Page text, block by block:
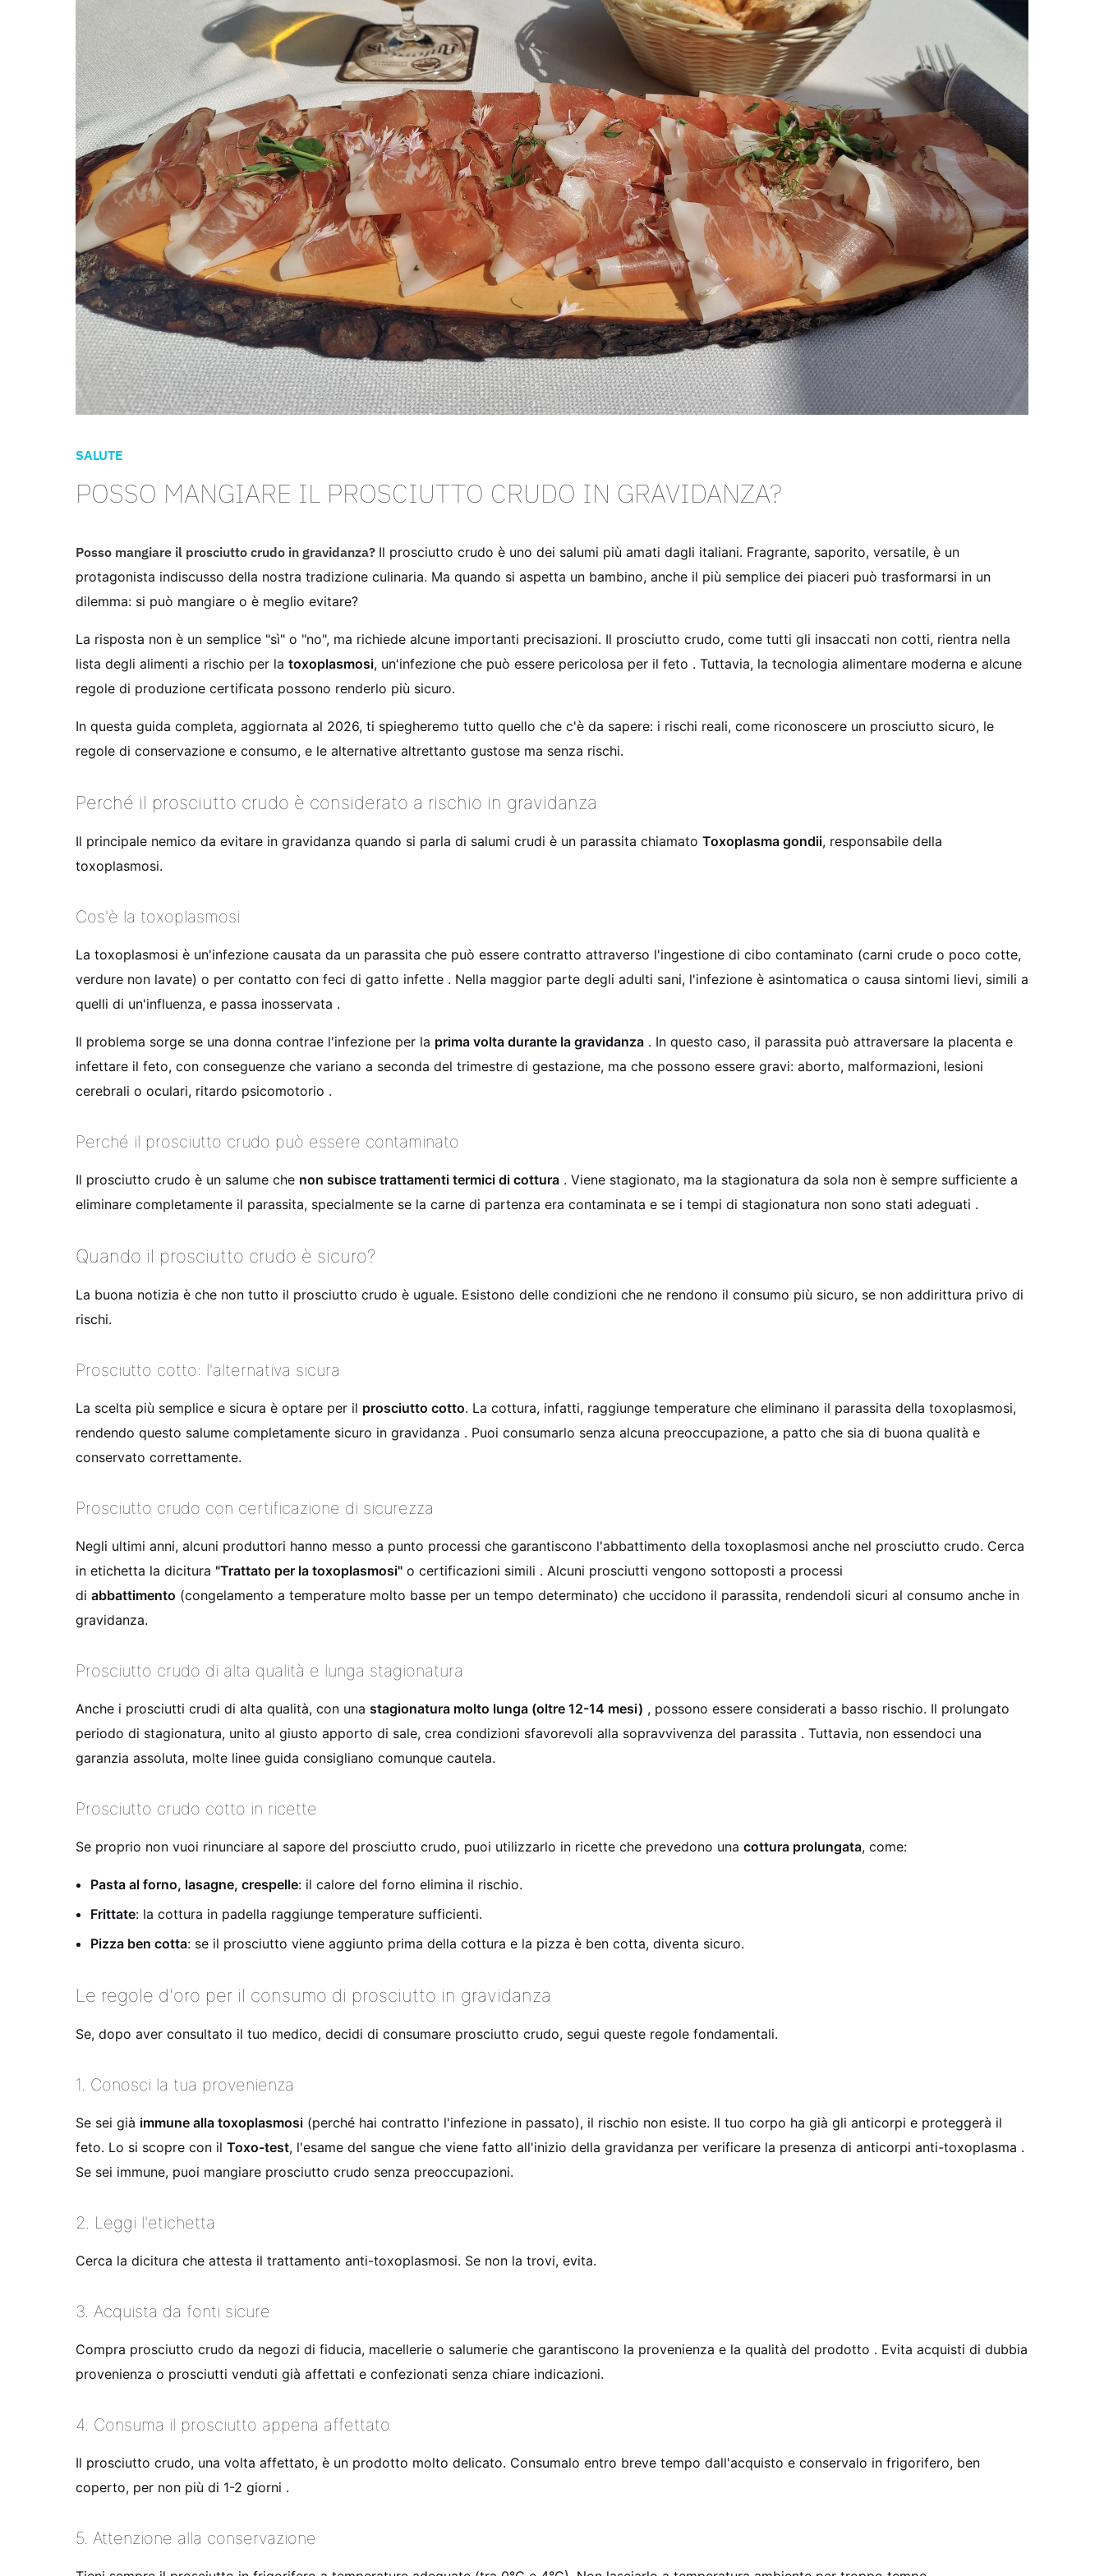
SALUTE
POSSO MANGIARE IL PROSCIUTTO CRUDO IN GRAVIDANZA?
Posso mangiare il prosciutto crudo in gravidanza? Il prosciutto crudo è uno dei salumi più amati dagli italiani. Fragrante, saporito, versatile, è un
protagonista indiscusso della nostra tradizione culinaria. Ma quando si aspetta un bambino, anche il più semplice dei piaceri può trasformarsi in un
dilemma: si può mangiare o è meglio evitare?
La risposta non è un semplice "sì" o "no", ma richiede alcune importanti precisazioni. Il prosciutto crudo, come tutti gli insaccati non cotti, rientra nella
lista degli alimenti a rischio per la toxoplasmosi, un'infezione che può essere pericolosa per il feto . Tuttavia, la tecnologia alimentare moderna e alcune
regole di produzione certificata possono renderlo più sicuro.
In questa guida completa, aggiornata al 2026, ti spiegheremo tutto quello che c'è da sapere: i rischi reali, come riconoscere un prosciutto sicuro, le
regole di conservazione e consumo, e le alternative altrettanto gustose ma senza rischi.
Perché il prosciutto crudo è considerato a rischio in gravidanza
Il principale nemico da evitare in gravidanza quando si parla di salumi crudi è un parassita chiamato Toxoplasma gondii, responsabile della
toxoplasmosi.
Cos'è la toxoplasmosi
La toxoplasmosi è un'infezione causata da un parassita che può essere contratto attraverso l'ingestione di cibo contaminato (carni crude o poco cotte,
verdure non lavate) o per contatto con feci di gatto infette . Nella maggior parte degli adulti sani, l'infezione è asintomatica o causa sintomi lievi, simili a
quelli di un'influenza, e passa inosservata .
Il problema sorge se una donna contrae l'infezione per la prima volta durante la gravidanza . In questo caso, il parassita può attraversare la placenta e
infettare il feto, con conseguenze che variano a seconda del trimestre di gestazione, ma che possono essere gravi: aborto, malformazioni, lesioni
cerebrali o oculari, ritardo psicomotorio .
Perché il prosciutto crudo può essere contaminato
Il prosciutto crudo è un salume che non subisce trattamenti termici di cottura . Viene stagionato, ma la stagionatura da sola non è sempre sufficiente a
eliminare completamente il parassita, specialmente se la carne di partenza era contaminata e se i tempi di stagionatura non sono stati adeguati .
Quando il prosciutto crudo è sicuro?
La buona notizia è che non tutto il prosciutto crudo è uguale. Esistono delle condizioni che ne rendono il consumo più sicuro, se non addirittura privo di
rischi.
Prosciutto cotto: l'alternativa sicura
La scelta più semplice e sicura è optare per il prosciutto cotto. La cottura, infatti, raggiunge temperature che eliminano il parassita della toxoplasmosi,
rendendo questo salume completamente sicuro in gravidanza . Puoi consumarlo senza alcuna preoccupazione, a patto che sia di buona qualità e
conservato correttamente.
Prosciutto crudo con certificazione di sicurezza
Negli ultimi anni, alcuni produttori hanno messo a punto processi che garantiscono l'abbattimento della toxoplasmosi anche nel prosciutto crudo. Cerca
in etichetta la dicitura "Trattato per la toxoplasmosi" o certificazioni simili . Alcuni prosciutti vengono sottoposti a processi
di abbattimento (congelamento a temperature molto basse per un tempo determinato) che uccidono il parassita, rendendoli sicuri al consumo anche in
gravidanza.
Prosciutto crudo di alta qualità e lunga stagionatura
Anche i prosciutti crudi di alta qualità, con una stagionatura molto lunga (oltre 12-14 mesi) , possono essere considerati a basso rischio. Il prolungato
periodo di stagionatura, unito al giusto apporto di sale, crea condizioni sfavorevoli alla sopravvivenza del parassita . Tuttavia, non essendoci una
garanzia assoluta, molte linee guida consigliano comunque cautela.
Prosciutto crudo cotto in ricette
Se proprio non vuoi rinunciare al sapore del prosciutto crudo, puoi utilizzarlo in ricette che prevedono una cottura prolungata, come:
Pasta al forno, lasagne, crespelle: il calore del forno elimina il rischio.
Frittate: la cottura in padella raggiunge temperature sufficienti.
Pizza ben cotta: se il prosciutto viene aggiunto prima della cottura e la pizza è ben cotta, diventa sicuro.
Le regole d'oro per il consumo di prosciutto in gravidanza
Se, dopo aver consultato il tuo medico, decidi di consumare prosciutto crudo, segui queste regole fondamentali.
1. Conosci la tua provenienza
Se sei già immune alla toxoplasmosi (perché hai contratto l'infezione in passato), il rischio non esiste. Il tuo corpo ha già gli anticorpi e proteggerà il
feto. Lo si scopre con il Toxo-test, l'esame del sangue che viene fatto all'inizio della gravidanza per verificare la presenza di anticorpi anti-toxoplasma .
Se sei immune, puoi mangiare prosciutto crudo senza preoccupazioni.
2. Leggi l'etichetta
Cerca la dicitura che attesta il trattamento anti-toxoplasmosi. Se non la trovi, evita.
3. Acquista da fonti sicure
Compra prosciutto crudo da negozi di fiducia, macellerie o salumerie che garantiscono la provenienza e la qualità del prodotto . Evita acquisti di dubbia
provenienza o prosciutti venduti già affettati e confezionati senza chiare indicazioni.
4. Consuma il prosciutto appena affettato
Il prosciutto crudo, una volta affettato, è un prodotto molto delicato. Consumalo entro breve tempo dall'acquisto e conservalo in frigorifero, ben
coperto, per non più di 1-2 giorni .
5. Attenzione alla conservazione